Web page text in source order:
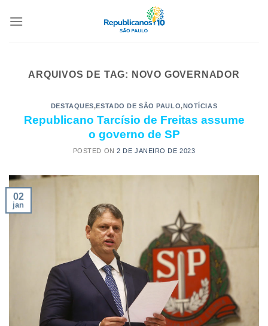
ARQUIVOS DE TAG: NOVO GOVERNADOR
DESTAQUES,ESTADO DE SÃO PAULO,NOTÍCIAS
Republicano Tarcísio de Freitas assume
o governo de SP
POSTED ON2 DE JANEIRO DE 2023
02
jan